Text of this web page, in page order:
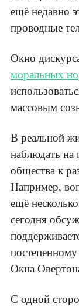
ещё недавно
проводные
Окно
моральных
массовым
В реальной
наблюдать
общества к
Например,
ещё
сегодня
Окна
С одной